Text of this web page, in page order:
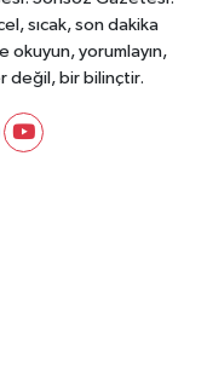
sıcak, son dakika
okuyun, yorumlayın,
değil, bir bilinçtir.